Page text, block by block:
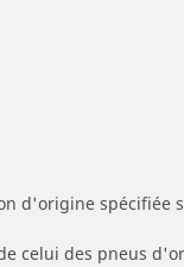
d'origine
celui des pneus